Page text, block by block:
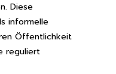
Diese
informelle
Öffentlichkeit
reguliert